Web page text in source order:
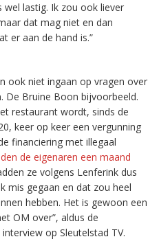
wel lastig. Ik zou ook liever
dat mag niet en dan
er aan de hand is.”
ook niet ingaan op vragen over
De Bruine Boon bijvoorbeeld.
restaurant wordt, sinds de
keer op keer een vergunning
financiering met illegaal
de eigenaren een maand
ze volgens Lenferink dus
mis gegaan en dat zou heel
hebben. Het is gewoon een
OM over”, aldus de
op Sleutelstad TV.